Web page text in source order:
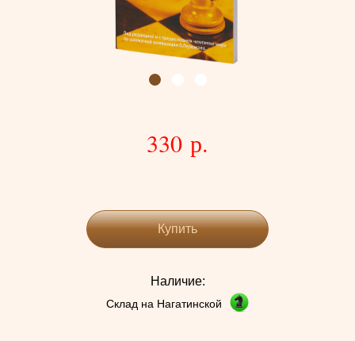
330 р.
Купить
Наличие:
Склад на Нагатинской